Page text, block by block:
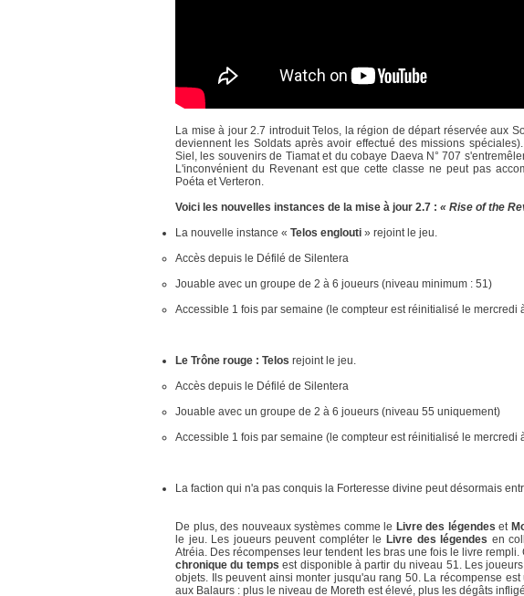
La mise à jour 2.7 introduit Telos, la région de départ réservée aux
deviennent les Soldats après avoir effectué des missions
Siel, les souvenirs de Tiamat et du cobaye Daeva N° 707
L'inconvénient du Revenant est que cette classe ne peut pas
Poéta et Verteron.
Voici les nouvelles instances de la mise à jour 2.7 : « Rise of the
La nouvelle instance « Telos englouti » rejoint le jeu.
Accès depuis le Défilé de Silentera
Jouable avec un groupe de 2 à 6 joueurs (niveau minimum : 51)
Accessible 1 fois par semaine (le compteur est réinitialisé le mercredi
Le Trône rouge : Telos rejoint le jeu.
Accès depuis le Défilé de Silentera
Jouable avec un groupe de 2 à 6 joueurs (niveau 55 uniquement)
Accessible 1 fois par semaine (le compteur est réinitialisé le mercredi
La faction qui n'a pas conquis la Forteresse divine peut désormais
De plus, des nouveaux systèmes comme le Livre des légendes et
le jeu. Les joueurs peuvent compléter le Livre des légendes en
Atréia. Des récompenses leur tendent les bras une fois le livre
chronique du temps est disponible à partir du niveau 51. Les
objets. Ils peuvent ainsi monter jusqu'au rang 50. La récompense
aux Balaurs : plus le niveau de Moreth est élevé, plus les dégâts